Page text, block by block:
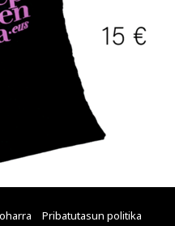
Pribatutasun politika